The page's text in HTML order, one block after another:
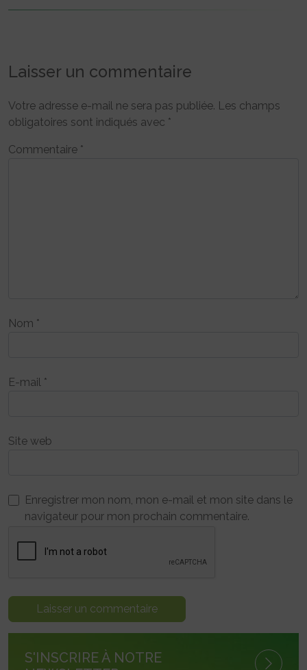
Laisser un commentaire
Votre adresse e-mail ne sera pas publiée. Les champs
obligatoires sont indiqués avec *
Commentaire *
Nom *
E-mail *
Site web
Enregistrer mon nom, mon e-mail et mon site dans le
navigateur pour mon prochain commentaire.
S'INSCRIRE À NOTRE